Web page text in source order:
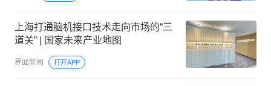
上海打通脑机接口技术走向市场的“三
道关” | 国家未来产业地图
界面新闻 打开APP